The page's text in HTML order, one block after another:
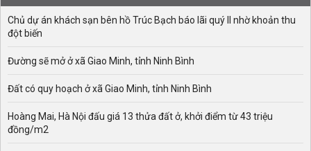
Chủ dự án khách sạn bên hồ Trúc Bạch báo lãi quý II nhờ khoản thu
đột biến
Đường sẽ mở ở xã Giao Minh, tỉnh Ninh Bình
Đất có quy hoạch ở xã Giao Minh, tỉnh Ninh Bình
Hoàng Mai, Hà Nội đấu giá 13 thửa đất ở, khởi điểm từ 43 triệu
đồng/m2